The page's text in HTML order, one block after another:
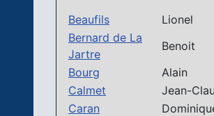
Beaufils Lionel
Bernard de La
Jartre
Benoit
Bourg
Alain
Calmet
Jean-
Caran